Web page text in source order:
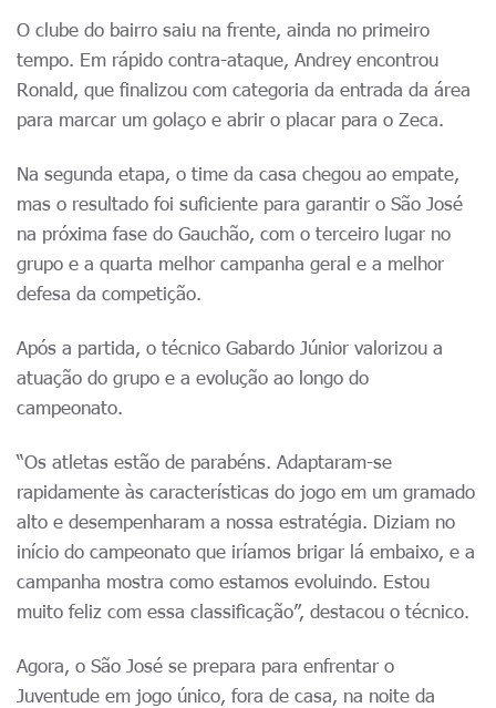
O clube do bairro saiu na frente, ainda no primeiro
tempo. Em rápido contra-ataque, Andrey encontrou
Ronald, que finalizou com categoria da entrada da área
para marcar um golaço e abrir o placar para o Zeca.
Na segunda etapa, o time da casa chegou ao empate,
mas o resultado foi suficiente para garantir o São José
na próxima fase do Gauchão, com o terceiro lugar no
grupo e a quarta melhor campanha geral e a melhor
defesa da competição.
Após a partida, o técnico Gabardo Júnior valorizou a
atuação do grupo e a evolução ao longo do
campeonato.
“Os atletas estão de parabéns. Adaptaram-se
rapidamente às características do jogo em um gramado
alto e desempenharam a nossa estratégia. Diziam no
início do campeonato que iríamos brigar lá embaixo, e a
campanha mostra como estamos evoluindo. Estou
muito feliz com essa classificação”, destacou o técnico.
Agora, o São José se prepara para enfrentar o
Juventude em jogo único, fora de casa, na noite da